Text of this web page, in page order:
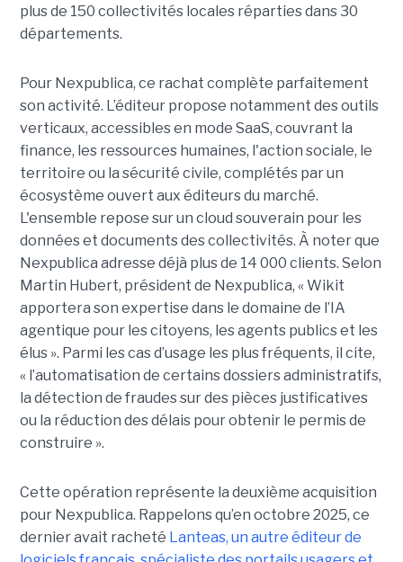
plus de 150 collectivités locales réparties dans 30
départements.
Pour Nexpublica, ce rachat complète parfaitement
son activité. L’éditeur propose notamment des outils
verticaux, accessibles en mode SaaS, couvrant la
finance, les ressources humaines, l'action sociale, le
territoire ou la sécurité civile, complétés par un
écosystème ouvert aux éditeurs du marché.
L'ensemble repose sur un cloud souverain pour les
données et documents des collectivités. À noter que
Nexpublica adresse déjà plus de 14 000 clients. Selon
Martin Hubert, président de Nexpublica, « Wikit
apportera son expertise dans le domaine de l’IA
agentique pour les citoyens, les agents publics et les
élus ». Parmi les cas d’usage les plus fréquents, il cite,
« l’automatisation de certains dossiers administratifs,
la détection de fraudes sur des pièces justificatives
ou la réduction des délais pour obtenir le permis de
construire ».
Cette opération représente la deuxième acquisition
pour Nexpublica. Rappelons qu’en octobre 2025, ce
dernier avait racheté Lanteas, un autre éditeur de